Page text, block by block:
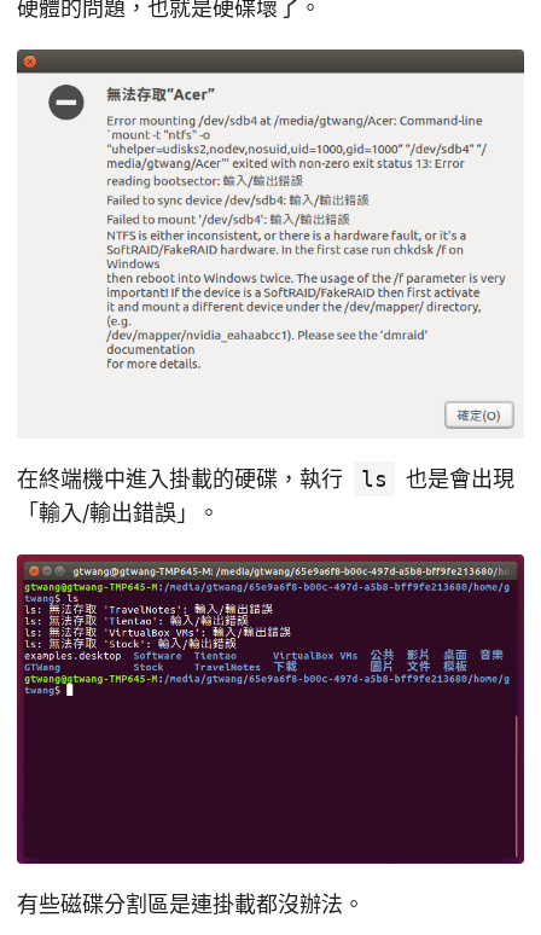
硬體的問題，也就是硬碟壞了。
在終端機中進入掛載的硬碟，執行 ls
也是會出現
「輸入/輸出錯誤」。
有些磁碟分割區是連掛載都沒辦法。